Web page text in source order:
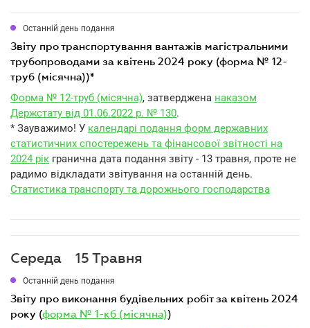
Останній день подання
звіту про транспортування вантажів магістральними
трубопроводами за квітень 2024 року (форма № 12-
труб (місячна))*
Форма № 12-труб (місячна), затверджена наказом
Держстату від 01.06.2022 р. № 130.
* Зауважимо! У календарі подання форм державних
статистичних спостережень та фінансової звітності на
2024 рік гранична дата подання звіту - 13 травня, проте не
радимо відкладати звітування на останній день.
Статистика транспорту та дорожнього господарства
Середа 15 Травня
Останній день подання
звіту про виконання будівельних робіт за квітень 2024
року (форма № 1-кб (місячна))